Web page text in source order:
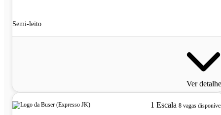
Semi-leito
Ver
1 Escala 8 vagas